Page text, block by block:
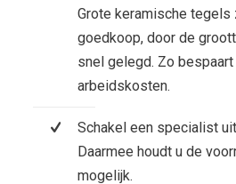
Grote keramische tegels
goedkoop, door de
snel gelegd. Zo
arbeidskosten.
Schakel een specialist
Daarmee houdt u de
mogelijk.